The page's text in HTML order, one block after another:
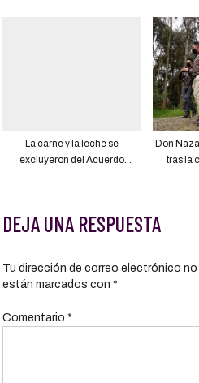
La carne y la leche se
excluyeron del Acuerdo
‘Don
tras la
DEJA UNA RESPUESTA
Tu dirección de correo electrónico no
están marcados con *
Comentario *